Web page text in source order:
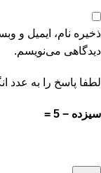
ذخیره نام، ایمیل و
دیدگاهی می‌نویسم.
لطفا پاسخ را به عدد
سیزده − 5 =